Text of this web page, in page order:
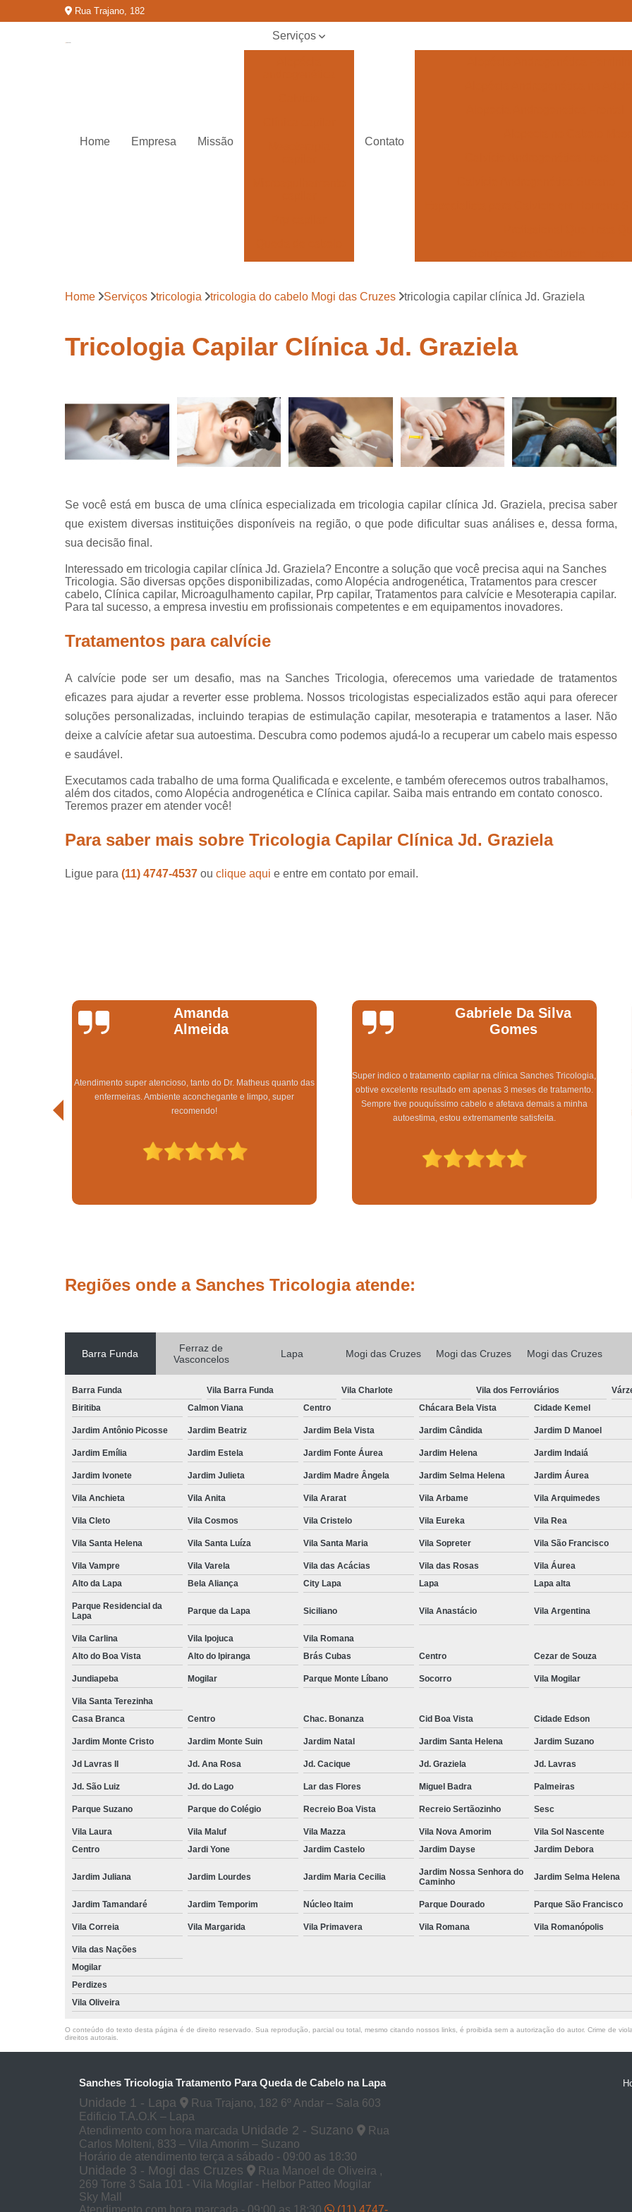
Rua Trajano, 182
Home Empresa Missão
Serviços
Tratamentos para
Tratamentos para
queda de cabelo
Tricologistas
Contato
Tratamento
Clinica de Recuperação
Clinica
Clinica Especializada em Tratamento
Clinica para Tratamento Capilar
Clinica para
Clinica para Tratamento Capilar
Mesoterapia Capilar para
Mesoterapia para Cabelo
Mesoterapia para Cabelo Mogi das
Microagulhamento Capilar Feminino
Microagulhamento Capilar para
Microagulhamento para Cabelo
Microagulhamento para Cabelo
Queda de Cabelo Masculino Lapa
Queda de Cabelo Pós Gravidez Mogi
Tratamento para Queda de
Tratamento para Queda de Cabelo
Tratamento Capilar para
Tratamento contra Calvície
Tratamento de Calvície
Tratamento para
Tratamento para Crescer Cabelo
Tratamento contra Queda de Cabelo
Tratamento para Cabelo
Tratamento para Queda de Cabelo
Tratamento para Queda de Cabelo Lapa
Tratamento para
Tratamento para
Tratamento para Queda e
Tricologia Capilar
Tricologia
Tricologia do Cabelo Mogi das
Médico Tricologista
Medico
Tricologista para Couro
Tricologista para Queda de Cabelo
Home Serviços tricologia tricologia do cabelo Mogi das Cruzes tricologia capilar clínica Jd. Graziela
Tricologia Capilar Clínica Jd. Graziela
Se você está em busca de uma clínica especializada em tricologia capilar clínica Jd. Graziela, precisa saber
que existem diversas instituições disponíveis na região, o que pode dificultar suas análises e, dessa forma,
sua decisão final.
Interessado em tricologia capilar clínica Jd. Graziela? Encontre a solução que você precisa aqui na Sanches
Tricologia. São diversas opções disponibilizadas, como Alopécia androgenética, Tratamentos para crescer
cabelo, Clínica capilar, Microagulhamento capilar, Prp capilar, Tratamentos para calvície e Mesoterapia capilar.
Para tal sucesso, a empresa investiu em profissionais competentes e em equipamentos inovadores.
Tratamentos para calvície
A calvície pode ser um desafio, mas na Sanches Tricologia, oferecemos uma variedade de tratamentos
eficazes para ajudar a reverter esse problema. Nossos tricologistas especializados estão aqui para oferecer
soluções personalizadas, incluindo terapias de estimulação capilar, mesoterapia e tratamentos a laser. Não
deixe a calvície afetar sua autoestima. Descubra como podemos ajudá-lo a recuperar um cabelo mais espesso
e saudável.
Executamos cada trabalho de uma forma Qualificada e excelente, e também oferecemos outros trabalhamos,
além dos citados, como Alopécia androgenética e Clínica capilar. Saiba mais entrando em contato conosco.
Teremos prazer em atender você!
Para saber mais sobre Tricologia Capilar Clínica Jd. Graziela
Ligue para (11) 4747-4537 ou clique aqui e entre em contato por email.
Gabriele Da Silva
Gomes
obtive excelente resultado em apenas 3 meses de tratamento.
Sempre tive pouquíssimo cabelo e afetava demais a minha
Vilma Henrique
encontrei o Dr. Matheus da Clínica Sanches e, desde a primeira
consulta, tive certeza de estar fazendo a escolha certa! Além de
uma excelente comunicação, ele está por dentro das últimas
tecnologias para fazer nossos cabelos voltarem a crescer! Em 3
com muito carinho e profissionalismo! Eu recomendo!
Regiões onde a Sanches Tricologia atende:
Barra Funda
Ferraz de
Vasconcelos
Lapa Mogi das Cruzes Mogi das Cruzes Mogi das Cruzes
Barra Funda Vila Barra Funda Vila Charlote Vila dos Ferroviários
Biritiba
Calmon Viana Centro Chácara Bela Vista Cidade Kemel
Jardim Antônio Picosse Jardim Beatriz Jardim Bela Vista Jardim Cândida Jardim D Manoel
Jardim Emília Jardim Estela Jardim Fonte Áurea Jardim Helena Jardim Indaiá
Jardim Ivonete Jardim Julieta Jardim Madre Ângela Jardim Selma Helena Jardim Áurea
Vila Anchieta Vila Anita Vila Ararat Vila Arbame Vila Arquimedes
Vila Cleto Vila Cosmos Vila Cristelo Vila Eureka Vila Rea
Vila Santa Helena Vila Santa Luíza Vila Santa Maria Vila Sopreter Vila São Francisco
Vila Vampre Vila Varela Vila das Acácias Vila das Rosas Vila Áurea
Alto da Lapa
Bela Aliança City Lapa Lapa Lapa alta
Parque Residencial da
Lapa
Parque da Lapa Siciliano Vila Anastácio Vila Argentina
Vila Carlina Vila Ipojuca
Vila Romana
Alto do Boa Vista
Alto do Ipiranga Brás Cubas Centro Cezar de Souza
Jundiapeba Mogilar Parque Monte Líbano Socorro Vila Mogilar
Vila Santa Terezinha
Casa Branca
Centro Chac. Bonanza Cid Boa Vista Cidade Edson
Jardim Monte Cristo Jardim Monte Suin Jardim Natal Jardim Santa Helena Jardim Suzano
Jd Lavras II Jd. Ana Rosa Jd. Cacique Jd. Graziela Jd. Lavras
Jd. São Luiz Jd. do Lago Lar das Flores Miguel Badra Palmeiras
Parque Suzano Parque do Colégio Recreio Boa Vista Recreio Sertãozinho Sesc
Vila Laura Vila Maluf Vila Mazza Vila Nova Amorim Vila Sol Nascente
Centro
Jardi Yone Jardim Castelo Jardim Dayse Jardim Debora
Jardim Juliana Jardim Lourdes Jardim Maria Cecilia
Jardim Nossa Senhora do
Caminho
Jardim Selma Helena
Jardim Tamandaré Jardim Temporim Núcleo Itaim Parque Dourado Parque São Francisco
Vila Correia Vila Margarida Vila Primavera Vila Romana Vila Romanópolis
Vila das Nações
Mogilar
Perdizes
Vila Oliveira
O conteúdo do texto desta página é de direito reservado. Sua reprodução, parcial ou total, mesmo citando nossos links, é proibida sem a autorização do autor. Crime de
direitos autorais
Sanches Tricologia Tratamento Para Queda de Cabelo na Lapa
Unidade 1 - Lapa
Rua Trajano, 182 6º Andar – Sala 603
Edificio T.A.O.K – Lapa
Atendimento com hora marcada Unidade 2 - Suzano
Rua
Carlos Molteni, 833 – Vila Amorim – Suzano
Horário de atendimento terça a sábado - 09:00 as 18:30
Unidade 3 - Mogi das Cruzes
Rua Manoel de Oliveira ,
269 Torre 3 Sala 101 - Vila Mogilar - Helbor Patteo Mogilar
Sky Mall
Atendimento com hora marcada - 09:00 as 18:30
(11) 4747-